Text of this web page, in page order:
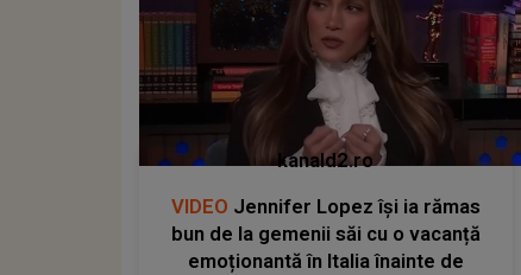
kanald2.ro
VIDEO Jennifer Lopez își ia rămas
bun de la gemenii săi cu o vacanță
emoționantă în Italia înainte de